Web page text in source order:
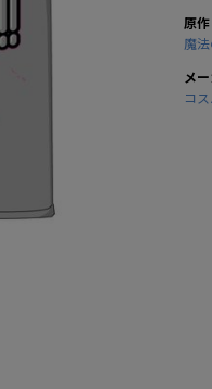
原作
魔
メ
コ